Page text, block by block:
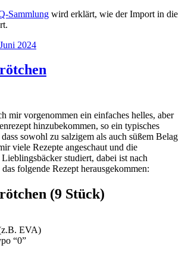
Sammlung wird erklärt, wie der Import in die
2024
mir vorgenommen ein einfaches helles, aber
hinzubekommen, so ein typisches
sowohl zu salzigem als auch süßem Belag
viele Rezepte angeschaut und die
studiert, dabei ist nach
folgende Rezept herausgekommen:
(9 Stück)
EVA)
“0”